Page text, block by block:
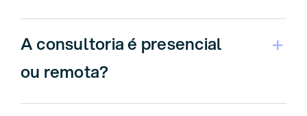
A consultoria é presencial
ou remota?